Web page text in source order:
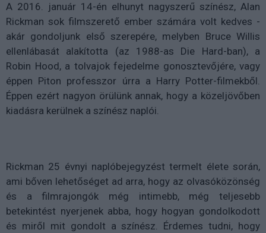
A 2016. január 14-én elhunyt nagyszerű színész, Alan
Rickman sok filmszerető ember számára volt kedves -
akár gondoljunk első szerepére, melyben Bruce Willis
ellenlábasát alakította (az 1988-as Die Hard-ban), a
Robin Hood, a tolvajok fejedelme gonosztevőjére, vagy
éppen Piton professzor úrra a Harry Potter-filmekből.
Éppen ezért nagyon örülünk annak, hogy a közeljövőben
kiadásra kerülnek a színész naplói.
Rickman 25 évnyi naplóbejegyzést termelt élete során,
ami bőven lehetőséget ad arra, hogy az olvasóközönség
és a filmrajongók még intimebb, még teljesebb
betekintést nyerjenek abba, hogy hogyan gondolkodott
és miről mit gondolt a színész. Érdemes tudni, hogy